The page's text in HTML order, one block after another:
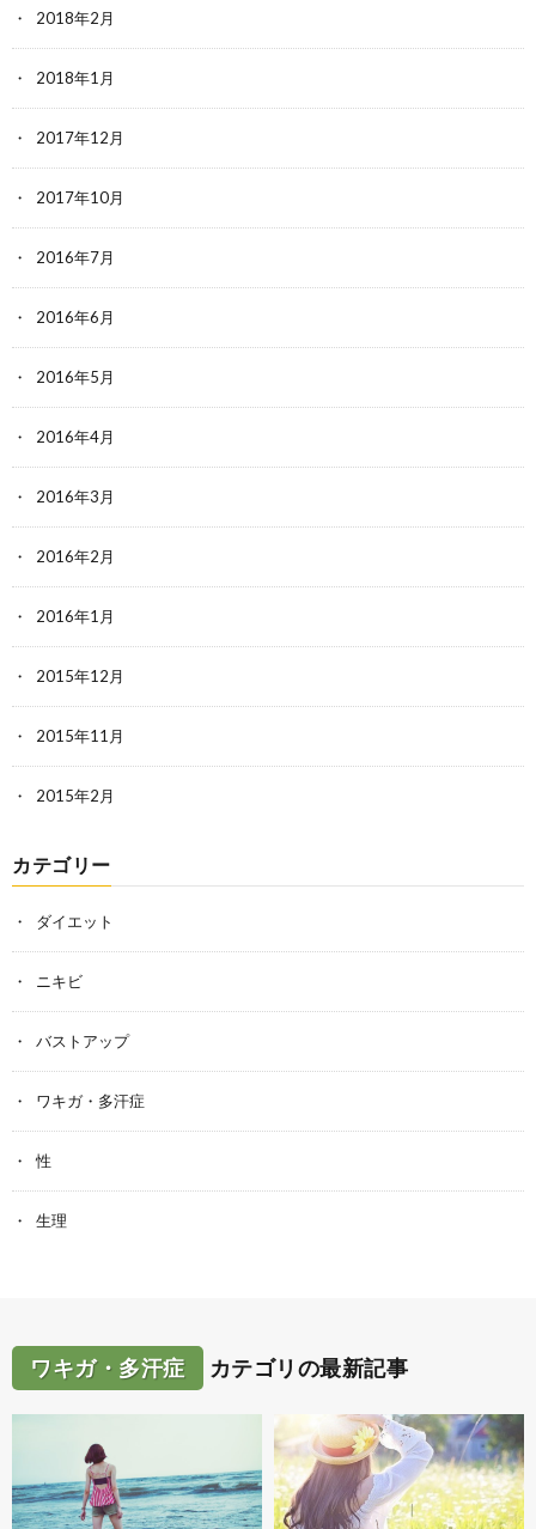
2018年2月
2018年1月
2017年12月
2017年10月
2016年7月
2016年6月
2016年5月
2016年4月
2016年3月
2016年2月
2016年1月
2015年12月
2015年11月
2015年2月
カテゴリー
ダイエット
ニキビ
バストアップ
ワキガ・多汗症
性
生理
ワキガ・多汗症 カテゴリの最新記事